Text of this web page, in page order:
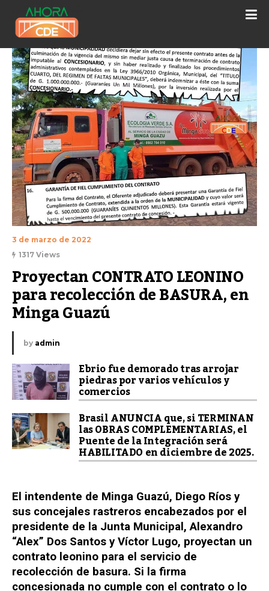
3 de marzo de 2022
1317 Views
Proyectan CONTRATO LEONINO
para recolección de BASURA, en
Minga Guazú
by admin
Ebrio fue demorado tras arrojar
piedras por varios vehículos y
comercios
Brasil ANUNCIA que, si TERMINAN
las OBRAS COMPLEMENTARIAS, el
Puente de la Integración será
HABILITADO en diciembre de 2025.
El intendente de Minga Guazú, Diego Ríos y
sus concejales rastreros encabezados por el
presidente de la Junta Municipal, Alexandro
“Alex” Dos Santos y Víctor Lugo, proyectan un
contrato leonino para el servicio de
recolección de basura. Si la firma
concesionada no cumple con el contrato o lo